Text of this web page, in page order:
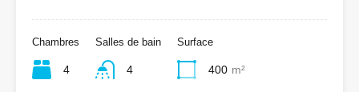
Chambres
4
Salles de bain
4
Surface
400 m²